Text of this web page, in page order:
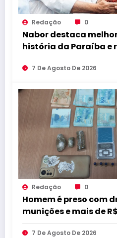
Redação 0
Nabor destaca
história da Paraíba e
compromisso com
qualidade
7 De Agosto De 2026
Redação 0
Homem é preso com
munições e mais de
operação em
7 De Agosto De 2026